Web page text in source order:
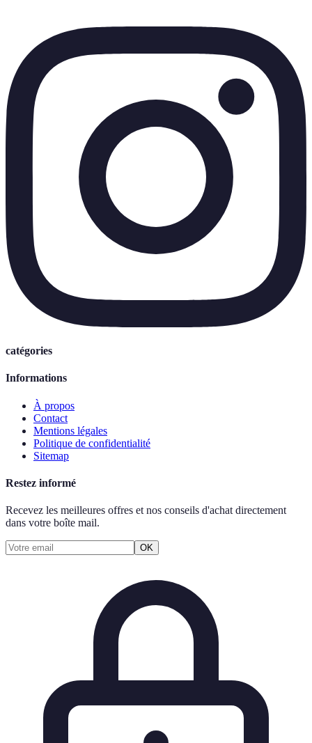
catégories
Informations
À propos
Contact
Mentions légales
Politique de confidentialité
Sitemap
Restez informé
Recevez les meilleures offres et nos conseils d'achat directement
dans votre boîte mail.
OK